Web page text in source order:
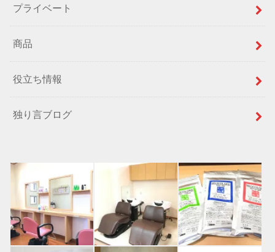
プライベート
商品
役立ち情報
独り言ブログ